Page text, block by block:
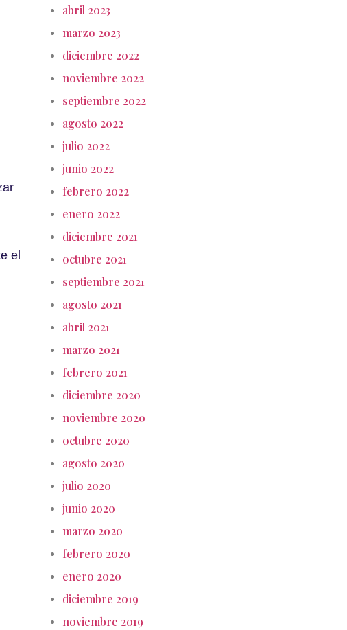
el
abril 2023
marzo 2023
diciembre 2022
noviembre 2022
septiembre 2022
agosto 2022
julio 2022
junio 2022
febrero 2022
enero 2022
diciembre 2021
octubre 2021
septiembre 2021
agosto 2021
abril 2021
marzo 2021
febrero 2021
diciembre 2020
noviembre 2020
octubre 2020
agosto 2020
julio 2020
junio 2020
marzo 2020
febrero 2020
enero 2020
diciembre 2019
noviembre 2019